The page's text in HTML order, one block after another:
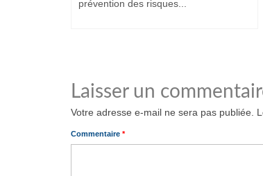
prévention des risques...
Laisser un
Votre adresse e-mail ne sera pas publiée.
Commentaire *